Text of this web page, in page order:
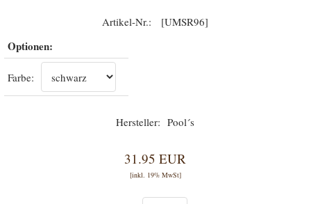
[UMSR96]
Optionen:
Farbe:
Pool´s
31.95 EUR
[inkl. 19% MwSt]